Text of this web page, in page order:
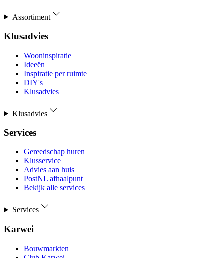
Assortiment
Klusadvies
Wooninspiratie
Ideeën
Inspiratie per ruimte
DIY's
Klusadvies
Klusadvies
Services
Gereedschap huren
Klusservice
Advies aan huis
PostNL afhaalpunt
Bekijk alle services
Services
Karwei
Bouwmarkten